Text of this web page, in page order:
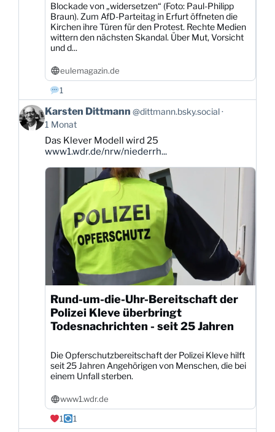
Blockade von „widersetzen“ (Foto: Paul-Philipp
Braun). Zum AfD-Parteitag in Erfurt öffneten die
Kirchen ihre Türen für den Protest. Rechte Medien
wittern den nächsten Skandal. Über Mut, Vorsicht
und d...
eulemagazin.de
1
Beitrag
von
Karsten
Dittmann
Bluesky
Karsten Dittmann @dittmann.bsky.social
1 Monat
Das Klever Modell wird 25
www1.wdr.de/nrw/niederrh...
Rund-um-die-Uhr-Bereitschaft der
Polizei Kleve überbringt
Todesnachrichten - seit 25 Jahren
Die Opferschutzbereitschaft der Polizei Kleve hilft
seit 25 Jahren Angehörigen von Menschen, die bei
einem Unfall sterben.
www1.wdr.de
1
1